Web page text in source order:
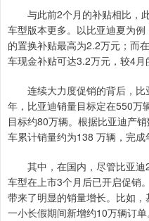
与此前2个月的补贴相比，此
车型版本更多。以比亚迪夏为
的置换补贴最高为2.2万元；而
车现金补贴可达3.2万元，较4月
连续大力度促销的背后，比
年，比亚迪销量目标定在550万
目标约80万辆。根据比亚迪产
车累计销量约为138 万辆，完成
其中，在国内，尽管比亚迪
车型在上市3个月后已开启促销
带来了明显的销量增长。比如
一小长假期间新增约10万辆订单